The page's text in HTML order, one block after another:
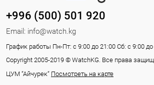
+996 (500) 501 920
Email: info@watch.kg
График работы Пн-Пт: с 9:00 до 21:00 Сб: с 9:00
Copyright 2005-2019 © WatchKG. Все права
ЦУМ “Айчурек“ Посмотреть на карте